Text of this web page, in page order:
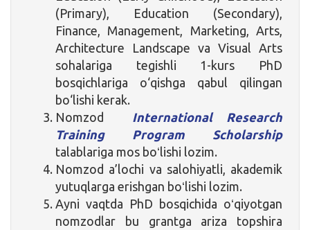
(Primary), Education (Secondary),
Finance, Management, Marketing, Arts,
Architecture Landscape va Visual Arts
sohalariga tegishli 1-kurs PhD
bosqichlariga o‘qishga qabul qilingan
bo‘lishi kerak.
Nomzod
International Research
Training Program Scholarship
talablariga mos boʻlishi lozim.
Nomzod a’lochi va salohiyatli, akademik
yutuqlarga erishgan boʻlishi lozim.
Ayni vaqtda PhD bosqichida oʻqiyotgan
nomzodlar bu grantga ariza topshira